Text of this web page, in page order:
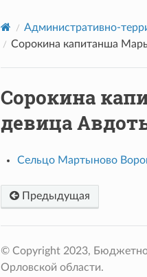
Административно-
Сорокина капитанша
Сорокина
девица
Сельцо Мартыново
Предыдущая
© Copyright 2023,
Орловской области.